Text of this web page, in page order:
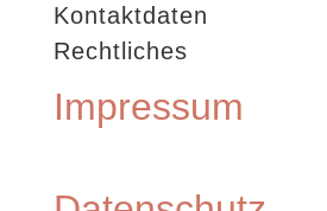
Kontaktdaten
Rechtliches
Impressum